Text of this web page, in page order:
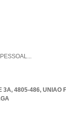
...
3A, 4805-486, UNIAO